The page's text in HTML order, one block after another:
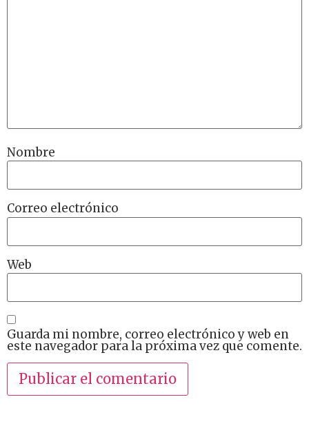
Nombre
Correo electrónico
Web
Guarda mi nombre, correo electrónico y web en
este navegador para la próxima vez que comente.